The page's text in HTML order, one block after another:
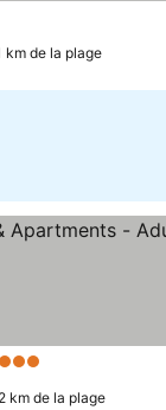
km de la plage
km de la plage